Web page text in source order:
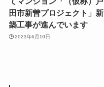
田市新曽プロジェクト」新
築工事が進んでいます
2023年6月10日